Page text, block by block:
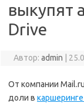
выкупят
Drive
Автор: admin
От компании
доли в